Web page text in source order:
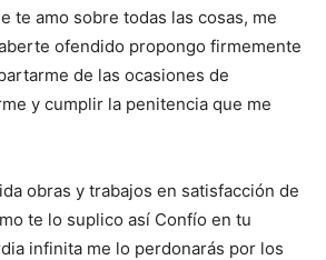
te amo sobre todas las cosas, me
ofendido propongo firmemente
de las ocasiones de
y cumplir la penitencia que me
obras y trabajos en satisfacción de
te lo suplico así Confío en tu
infinita me lo perdonarás por los